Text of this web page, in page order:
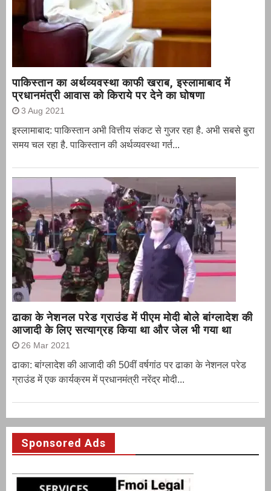
पाकिस्तान का अर्थव्यवस्था काफी खराब, इस्लामाबाद में
प्रधानमंत्री आवास को किराये पर देने का घोषणा
3 Aug 2021
इस्लामाबाद: पाकिस्तान अभी वित्तीय संकट से गुजर रहा है. अभी सबसे बुरा
समय चल रहा है. पाकिस्तान की अर्थव्यवस्था गर्त...
ढाका के नेशनल परेड ग्राउंड में पीएम मोदी बोले बांग्लादेश की
आजादी के लिए सत्याग्रह किया था और जेल भी गया था
26 Mar 2021
ढाका: बांग्लादेश की आजादी की 50वीं वर्षगांठ पर ढाका के नेशनल परेड
ग्राउंड में एक कार्यक्रम में प्रधानमंत्री नरेंद्र मोदी...
Sponsored Ads